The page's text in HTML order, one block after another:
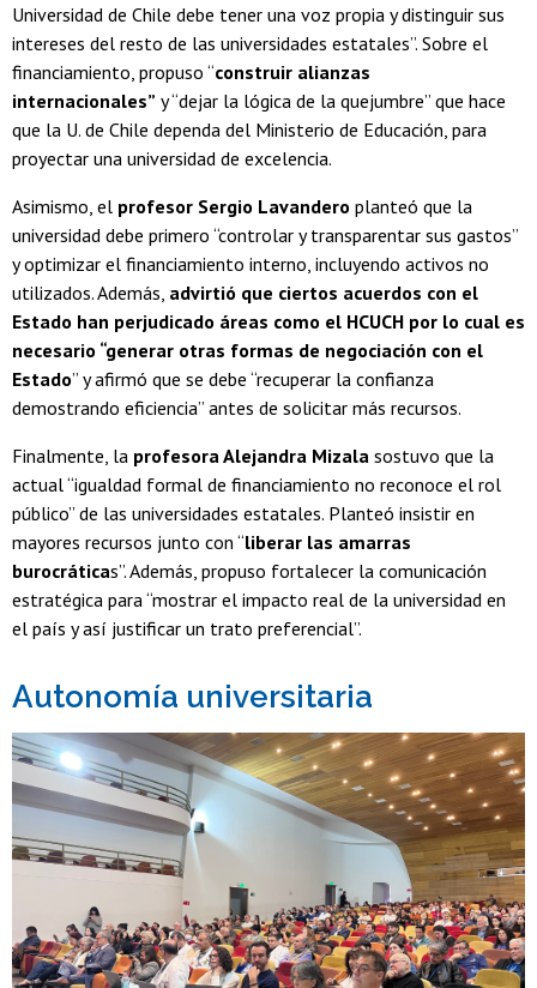
Universidad de Chile debe tener una voz propia y distinguir sus
intereses del resto de las universidades estatales”. Sobre el
financiamiento, propuso “construir alianzas
internacionales” y “dejar la lógica de la quejumbre” que hace
que la U. de Chile dependa del Ministerio de Educación, para
proyectar una universidad de excelencia.
Asimismo, el profesor Sergio Lavandero planteó que la
universidad debe primero “controlar y transparentar sus gastos”
y optimizar el financiamiento interno, incluyendo activos no
utilizados. Además, advirtió que ciertos acuerdos con el
Estado han perjudicado áreas como el HCUCH por lo cual es
necesario “generar otras formas de negociación con el
Estado” y afirmó que se debe “recuperar la confianza
demostrando eficiencia” antes de solicitar más recursos.
Finalmente, la profesora Alejandra Mizala sostuvo que la
actual “igualdad formal de financiamiento no reconoce el rol
público” de las universidades estatales. Planteó insistir en
mayores recursos junto con “liberar las amarras
burocráticas”. Además, propuso fortalecer la comunicación
estratégica para “mostrar el impacto real de la universidad en
el país y así justificar un trato preferencial”.
Autonomía universitaria